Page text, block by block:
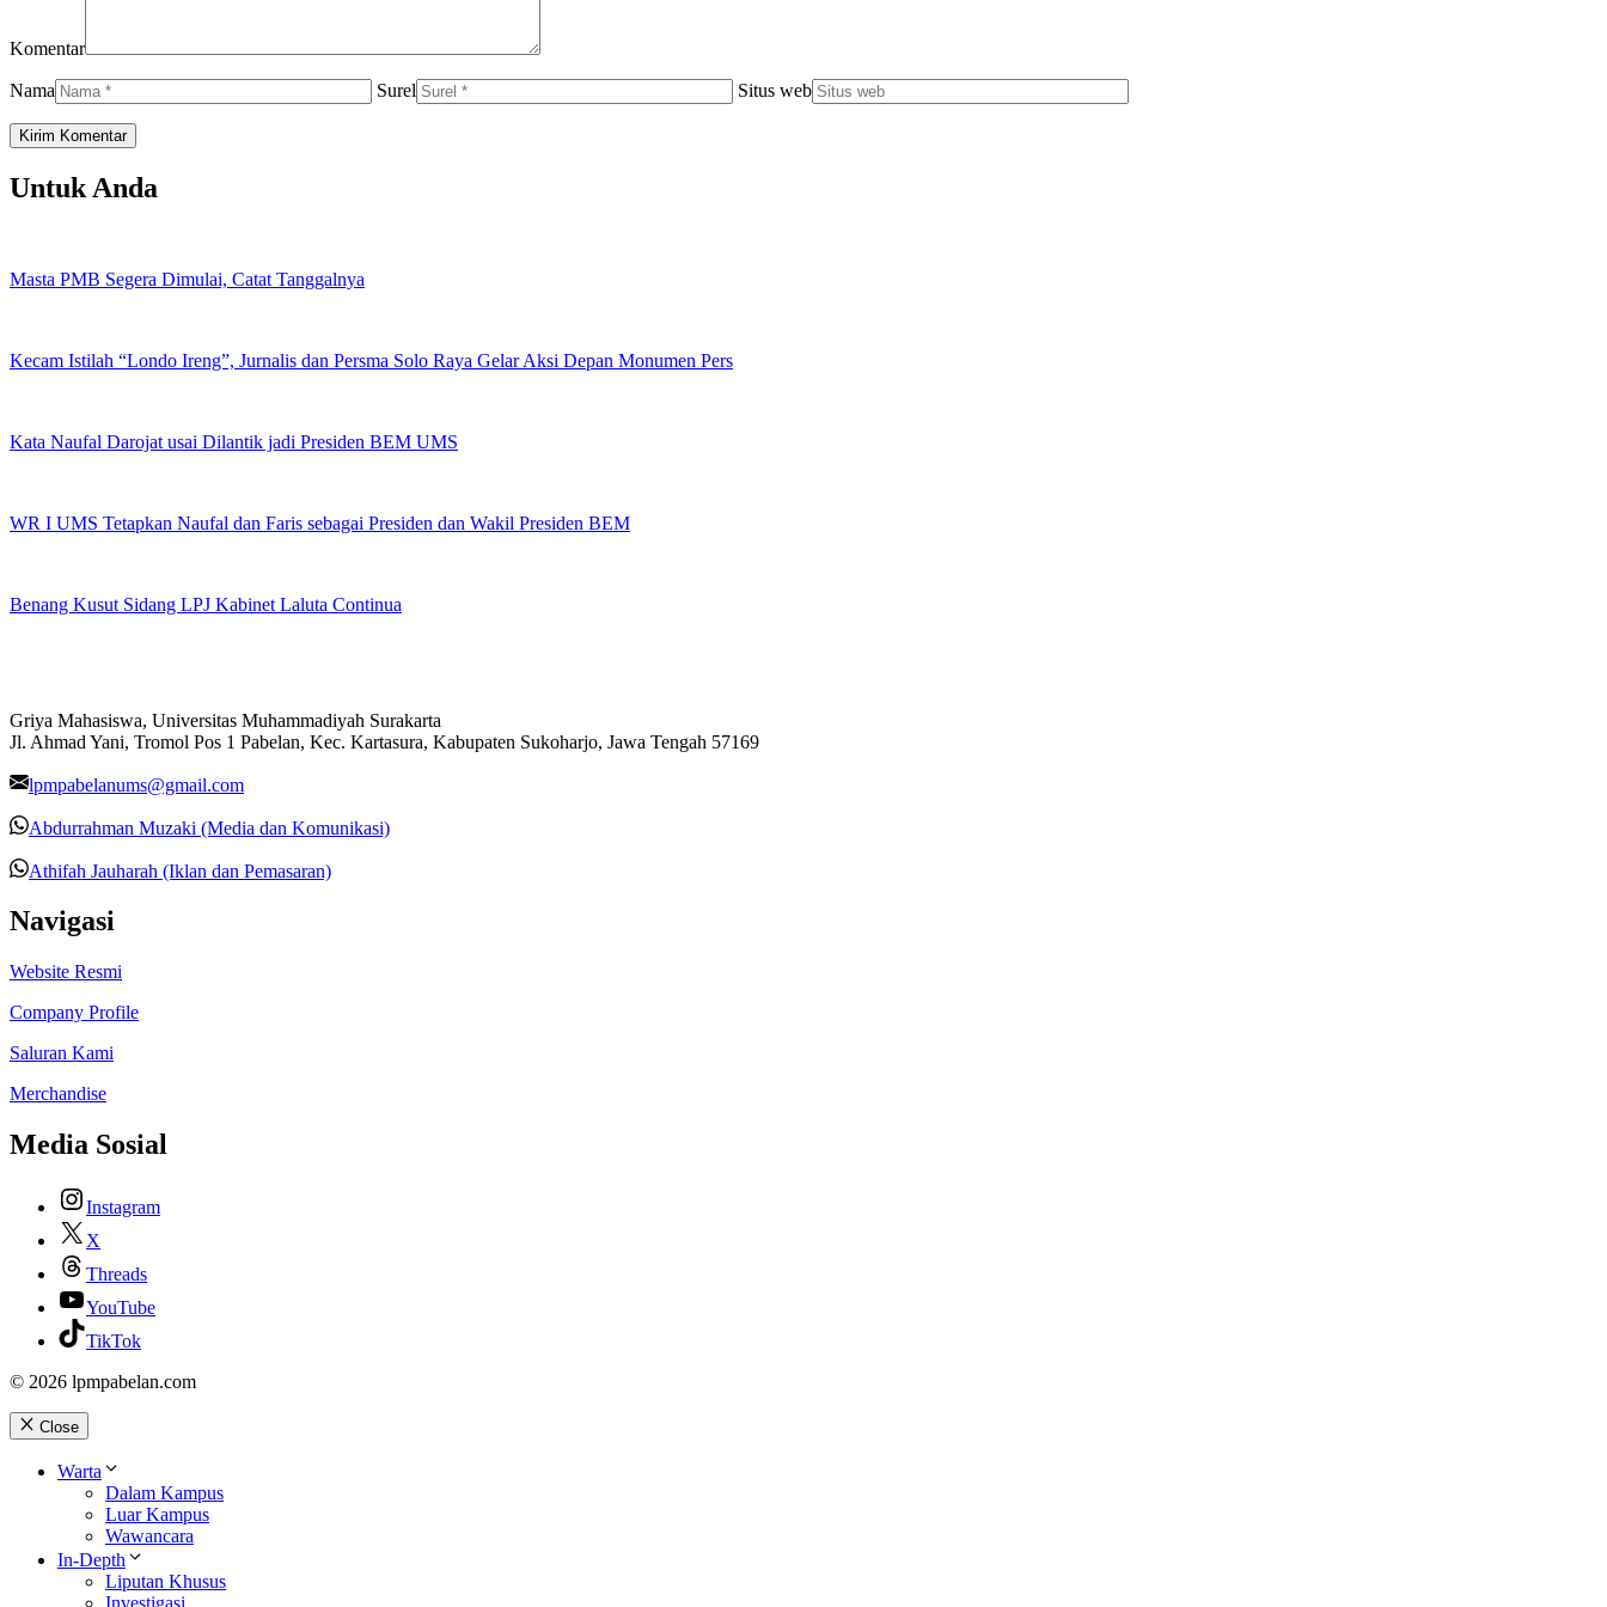
Komentar
Nama Surel Situs web
Untuk Anda
Masta PMB Segera Dimulai, Catat Tanggalnya
Kecam Istilah “Londo Ireng”, Jurnalis dan Persma Solo Raya Gelar Aksi Depan Monumen Pers
Kata Naufal Darojat usai Dilantik jadi Presiden BEM UMS
WR I UMS Tetapkan Naufal dan Faris sebagai Presiden dan Wakil Presiden BEM
Benang Kusut Sidang LPJ Kabinet Laluta Continua
Griya Mahasiswa, Universitas Muhammadiyah Surakarta
Jl. Ahmad Yani, Tromol Pos 1 Pabelan, Kec. Kartasura, Kabupaten Sukoharjo, Jawa Tengah 57169
lpmpabelanums@gmail.com
Abdurrahman Muzaki (Media dan Komunikasi)
Athifah Jauharah (Iklan dan Pemasaran)
Navigasi
Website Resmi
Company Profile
Saluran Kami
Merchandise
Media Sosial
Instagram
X
Threads
YouTube
TikTok
© 2026 lpmpabelan.com
Close
Warta
Dalam Kampus
Luar Kampus
Wawancara
In-Depth
Liputan Khusus
Investigasi